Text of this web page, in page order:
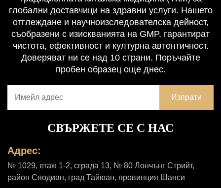
глобални доставчици на здравни услуги. Нашето
отглеждане и научноизследователска дейност,
съобразени с изискванията на GMP, гарантират
чистота, ефективност и културна автентичност.
Доверяват ни се над 10 страни. Поръчайте
пробен образец още днес.
СВЪРЖЕТЕ СЕ С НАС
Адрес:
№ 1029, етаж 1-2, сграда 13, № 80 Лончънг Стрийт,
район Сяодиан, град Тайюан, провинция Шанси